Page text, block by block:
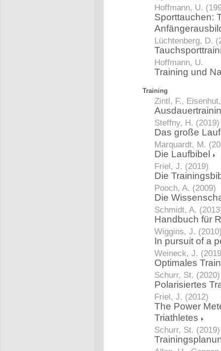
Hoffmann, U.
Sporttauchen:
Lüchtenberg, D.
Hoffmann, U.
Training und
Training
Zintl, F.,
Steffny, H. (2019)
Das große
Marquardt, M.
Die Laufbibel
Friel, J. (2019)
Die
Pooch, A. (2009)
Die
Schmidt, A.
Handbuch für
Wiggins, J.
In pursuit of a
Weineck, J.
Optimales
Schurr, St. (2020)
Polarisiertes
Friel, J. (2012)
The Power
Triathletes
Schurr, St. (2019)